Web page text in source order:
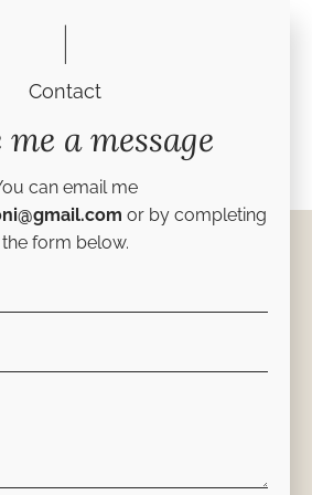
Contact
me a message
can email me
or by completing
the form below.